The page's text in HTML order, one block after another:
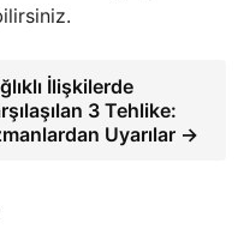
İlişkilerde
3 Tehlike:
Uyarılar →